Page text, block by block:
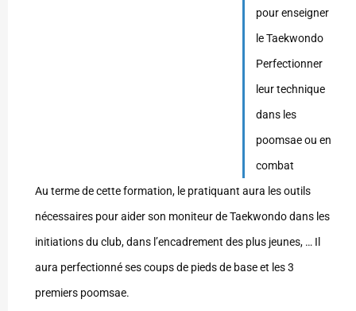
pour enseigner
le Taekwondo
Perfectionner
leur technique
dans les
poomsae ou en
combat
Au terme de cette formation, le pratiquant aura les outils
nécessaires pour aider son moniteur de Taekwondo dans les
initiations du club, dans l’encadrement des plus jeunes, … Il
aura perfectionné ses coups de pieds de base et les 3
premiers poomsae.